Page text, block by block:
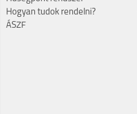
Hogyan tudok rendelni?
ÁSZF